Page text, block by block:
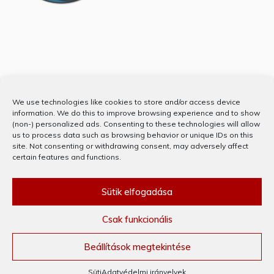
We use technologies like cookies to store and/or access device
information. We do this to improve browsing experience and to show
(non-) personalized ads. Consenting to these technologies will allow
us to process data such as browsing behavior or unique IDs on this
site. Not consenting or withdrawing consent, may adversely affect
certain features and functions.
Sütik elfogadása
Csak funkcionális
Beállítások megtekintése
SütiAdatvédelmi irányelvek
Partnerünk
KÖSZÖNJÜK WORDPRESS! © MINDEN JOG FENNTARTVA 2020
THEME: PREFER BYTEMPLATE SELL